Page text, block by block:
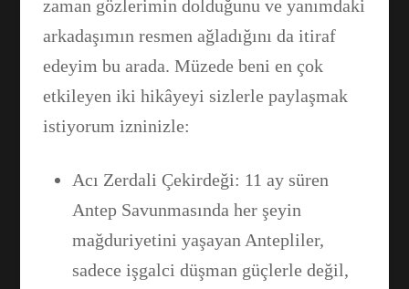
zaman gözlerimin dolduğunu ve yanımdaki
arkadaşımın resmen ağladığını da itiraf
edeyim bu arada. Müzede beni en çok
etkileyen iki hikâyeyi sizlerle paylaşmak
istiyorum izninizle:
Acı Zerdali Çekirdeği: 11 ay süren
Antep Savunmasında her şeyin
mağduriyetini yaşayan Antepliler,
sadece işgalci düşman güçlerle değil,